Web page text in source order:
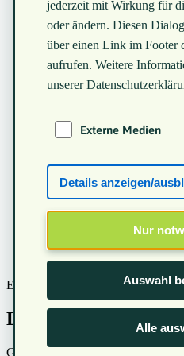
Ein Teil werden
Lerne uns kennen,
Gemeinsam machen wir den
jederzeit mit Wirkung für
oder ändern. Diesen
über einen Link im Footer
aufrufen. Weitere
unserer
Externe Medien
Details anzeigen/
Nur
Auswahl
Alle